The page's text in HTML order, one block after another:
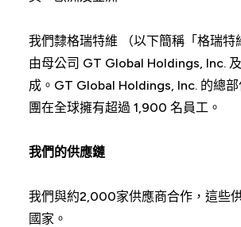
我們隸格瑞特維 （以下簡稱「格瑞特
由母公司 GT Global Holdings, Inc.
成。GT Global Holdings, Inc. 的總
團在全球擁有超過 1,900 名員工。
我們的供應鏈
我們與約2,000家供應商合作，這些
國家。